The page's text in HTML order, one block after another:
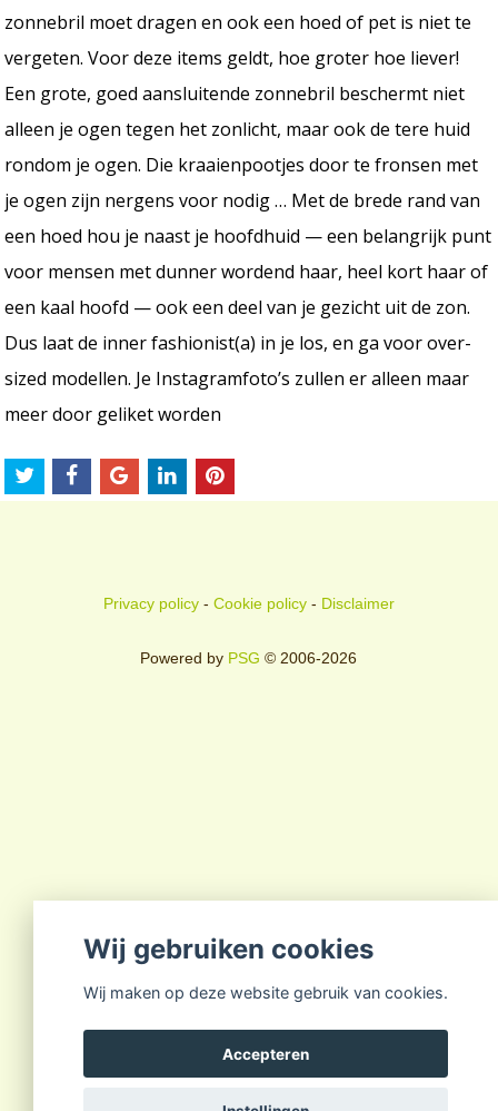
zonnebril moet dragen en ook een hoed of pet is niet te
vergeten. Voor deze items geldt, hoe groter hoe liever!
Een grote, goed aansluitende zonnebril beschermt niet
alleen je ogen tegen het zonlicht, maar ook de tere huid
rondom je ogen. Die kraaienpootjes door te fronsen met
je ogen zijn nergens voor nodig … Met de brede rand van
een hoed hou je naast je hoofdhuid — een belangrijk punt
voor mensen met dunner wordend haar, heel kort haar of
een kaal hoofd — ook een deel van je gezicht uit de zon.
Dus laat de inner fashionist(a) in je los, en ga voor over-
sized modellen. Je Instagramfoto’s zullen er alleen maar
meer door geliket worden
Privacy policy- Cookie policy- Disclaimer
Powered by PSG © 2006-2026
Wij gebruiken cookies
Wij maken op deze website gebruik van cookies.
Accepteren